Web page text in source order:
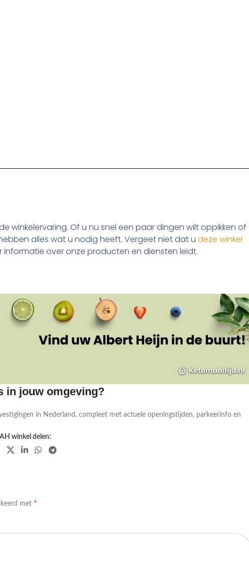
winkelervaring. Of u nu snel een paar dingen wilt oppikken of
alles wat u nodig heeft. Vergeet niet dat u deze winkel
informatie over onze producten en diensten leidt.
in jouw omgeving?
in Nederland, compleet met actuele openingstijden, parkeerinfo en
AH winkel delen:
met *